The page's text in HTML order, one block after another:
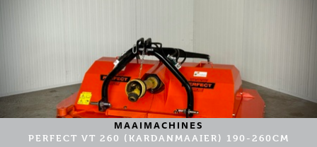
MAAIMACHINES
PERFECT VT 260 (KARDANMAAIER) 190-260CM